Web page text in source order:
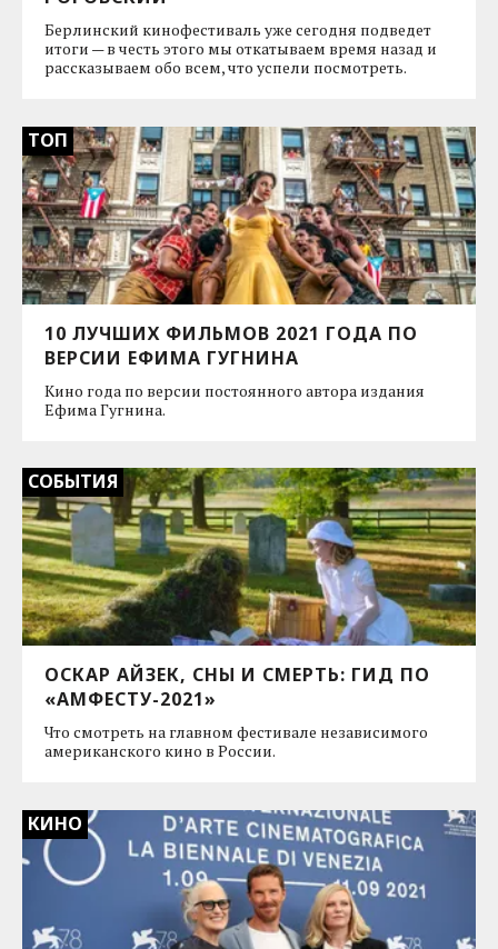
Берлинский кинофестиваль уже сегодня подведет
итоги — в честь этого мы откатываем время назад и
рассказываем обо всем, что успели посмотреть.
ТОП
10 ЛУЧШИХ ФИЛЬМОВ 2021 ГОДА ПО
ВЕРСИИ ЕФИМА ГУГНИНА
Кино года по версии постоянного автора издания
Ефима Гугнина.
СОБЫТИЯ
ОСКАР АЙЗЕК, СНЫ И СМЕРТЬ: ГИД ПО
«АМФЕСТУ-2021»
Что смотреть на главном фестивале независимого
американского кино в России.
КИНО